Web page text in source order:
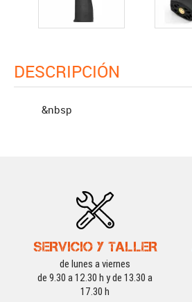
DESCRIPCIÓN
&nbsp
SERVICIO Y TALLER
de lunes a viernes
de 9.30 a 12.30 h y de 13.30 a
17.30 h